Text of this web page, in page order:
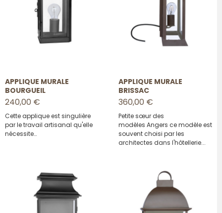
APPLIQUE MURALE
BOURGUEIL
240,00 €
Cette applique est singulière
par le travail artisanal qu'elle
nécessite…
APPLIQUE MURALE
BRISSAC
360,00 €
Petite sœur des
modèles Angers ce modèle est
souvent choisi par les
architectes dans l'hôtellerie...